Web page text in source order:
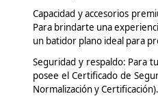
Capacidad y accesorios
Para brindarte una
un batidor plano ideal para
Seguridad y respaldo: Para
posee el Certificado de
Normalización y Certificación).